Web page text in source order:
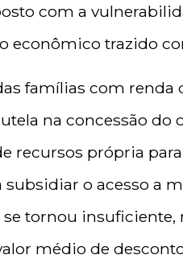
com a
econômico trazido
famílias com renda
na concessão do
recursos própria
o acesso a
tornou insuficiente,
médio de